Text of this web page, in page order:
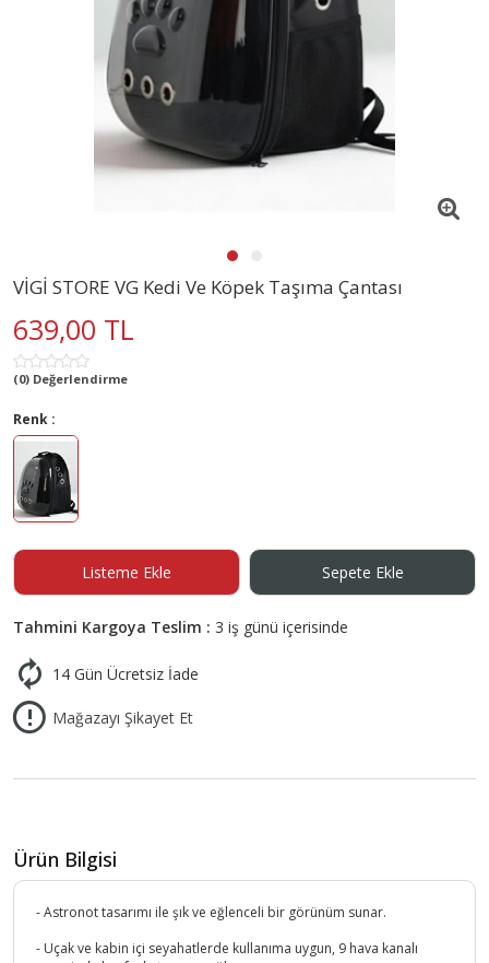
VİGİ STORE VG Kedi Ve Köpek Taşıma Çantası
639,00 TL
(0) Değerlendirme
Renk :
Listeme Ekle Sepete Ekle
Tahmini Kargoya Teslim : 3 iş günü içerisinde
14 Gün Ücretsiz İade
Mağazayı Şikayet Et
Ürün Bilgisi
- Astronot tasarımı ile şık ve eğlenceli bir görünüm sunar.
- Uçak ve kabin içi seyahatlerde kullanıma uygun, 9 hava kanalı